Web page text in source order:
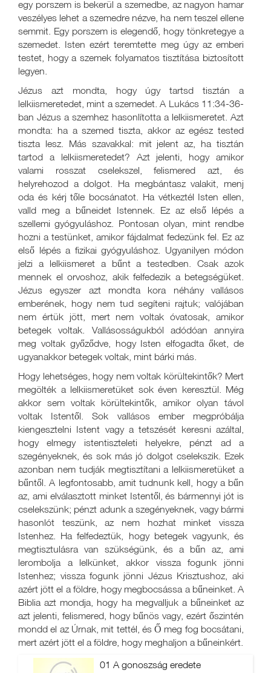
egy porszem is bekerül a szemedbe, az nagyon hamar
veszélyes lehet a szemedre nézve, ha nem teszel ellene
semmit. Egy porszem is elegendő, hogy tönkretegye a
szemedet. Isten ezért teremtette meg úgy az emberi
testet, hogy a szemek folyamatos tisztítása biztosított
legyen.
Jézus azt mondta, hogy úgy tartsd tisztán a
lelkiismeretedet, mint a szemedet. A Lukács 11:34-36-
ban Jézus a szemhez hasonlította a lelkiismeretet. Azt
mondta: ha a szemed tiszta, akkor az egész tested
tiszta lesz. Más szavakkal: mit jelent az, ha tisztán
tartod a lelkiismeretedet? Azt jelenti, hogy amikor
valami rosszat cselekszel, felismered azt, és
helyrehozod a dolgot. Ha megbántasz valakit, menj
oda és kérj tőle bocsánatot. Ha vétkeztél Isten ellen,
valld meg a bűneidet Istennek. Ez az első lépés a
szellemi gyógyuláshoz. Pontosan olyan, mint rendbe
hozni a testünket, amikor fájdalmat fedezünk fel. Ez az
első lépés a fizikai gyógyuláshoz. Ugyanilyen módon
jelzi a lelkiismeret a bűnt a testedben. Csak azok
mennek el orvoshoz, akik felfedezik a betegségüket.
Jézus egyszer azt mondta kora néhány vallásos
emberének, hogy nem tud segíteni rajtuk; valójában
nem értük jött, mert nem voltak óvatosak, amikor
betegek voltak. Vallásosságukból adódóan annyira
meg voltak győződve, hogy Isten elfogadta őket, de
ugyanakkor betegek voltak, mint bárki más.
Hogy lehetséges, hogy nem voltak körültekintők? Mert
megölték a lelkiismeretüket sok éven keresztül. Még
akkor sem voltak körültekintők, amikor olyan távol
voltak Istentől. Sok vallásos ember megpróbálja
kiengesztelni Istent vagy a tetszését keresni azáltal,
hogy elmegy istentiszteleti helyekre, pénzt ad a
szegényeknek, és sok más jó dolgot cselekszik. Ezek
azonban nem tudják megtisztítani a lelkiismeretüket a
bűntől. A legfontosabb, amit tudnunk kell, hogy a bűn
az, ami elválasztott minket Istentől, és bármennyi jót is
cselekszünk; pénzt adunk a szegényeknek, vagy bármi
hasonlót teszünk, az nem hozhat minket vissza
Istenhez. Ha felfedeztük, hogy betegek vagyunk, és
megtisztulásra van szükségünk, és a bűn az, ami
lerombolja a lelkünket, akkor vissza fogunk jönni
Istenhez; vissza fogunk jönni Jézus Krisztushoz, aki
azért jött el a földre, hogy megbocsássa a bűneinket. A
Biblia azt mondja, hogy ha megvalljuk a bűneinket az
azt jelenti, felismered, hogy bűnös vagy, ezért őszintén
mondd el az Úrnak, mit tettél, és Ő meg fog bocsátani,
mert azért jött el a földre, hogy meghaljon a bűneinkért.
01 A gonoszság eredete